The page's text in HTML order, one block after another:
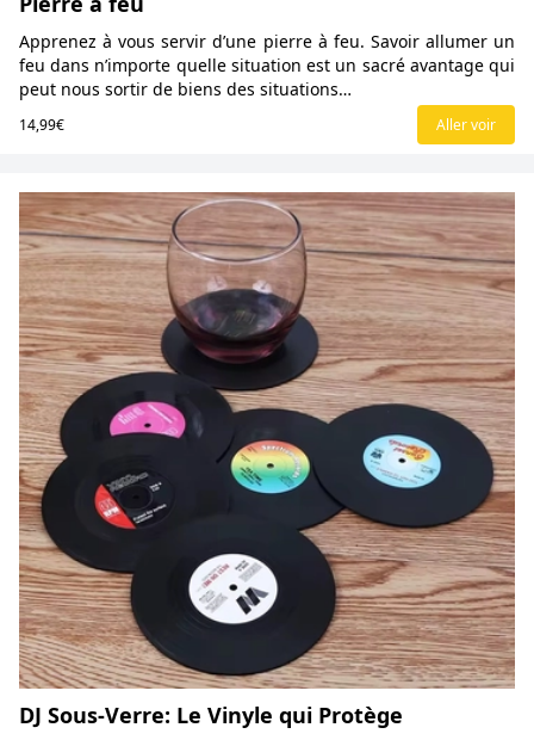
Apprenez à vous servir d’une pierre à feu. Savoir allumer un
feu dans n’importe quelle situation est un sacré avantage qui
peut nous sortir de biens des situations…
14,99€ Aller voir
DJ Sous-Verre: Le Vinyle qui Protège